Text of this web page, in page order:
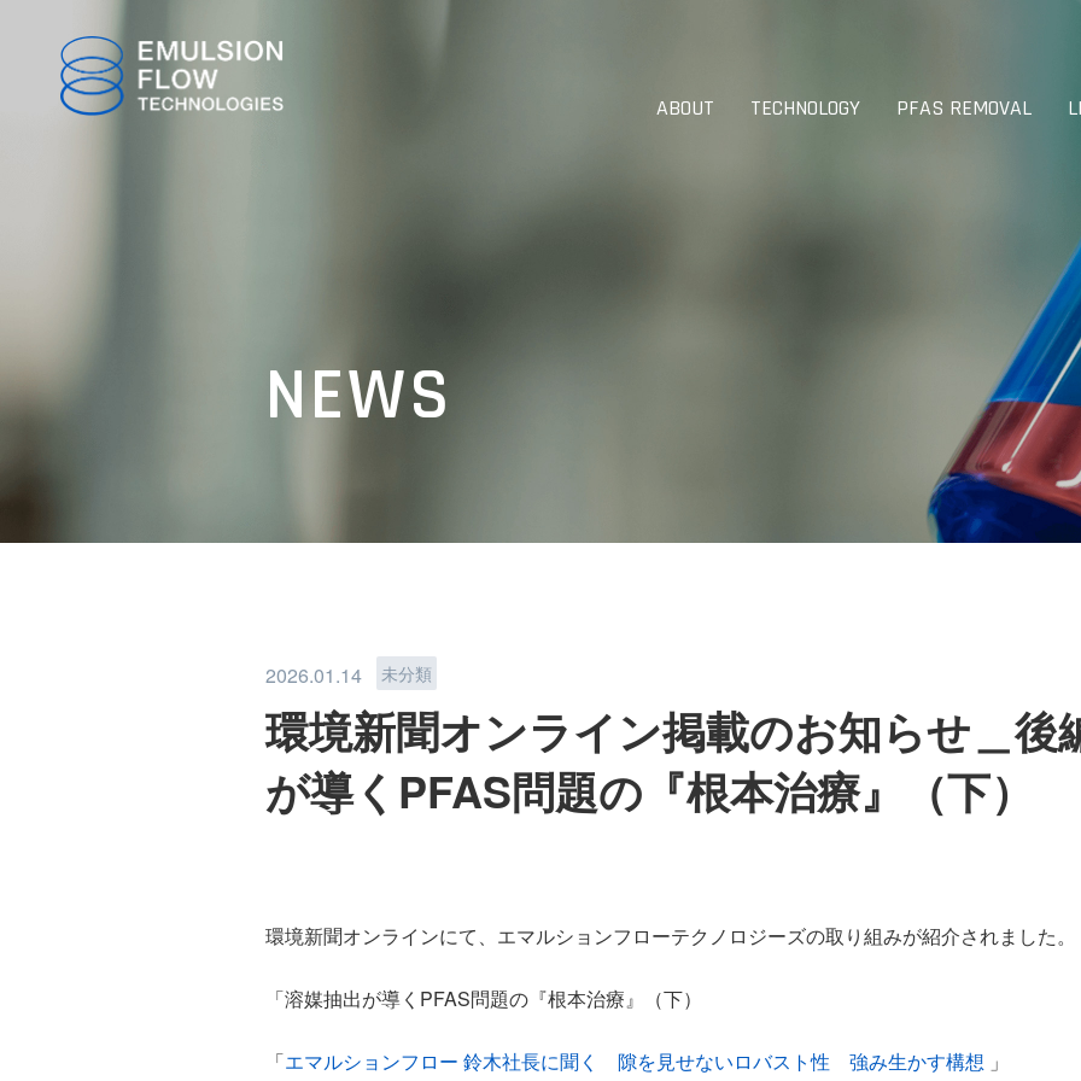
ABOUT
TECHNOLOGY PFAS REMOVAL
PRIVACY POLICY
NEWS
2026.01.14 未分類
環境新聞オンライン掲載のお知らせ＿後
が導くPFAS問題の『根本治療』（下）
環境新聞オンラインにて、エマルションフローテクノロジーズの取り組みが紹介されました。
「溶媒抽出が導くPFAS問題の『根本治療』（下）
「エマルションフロー 鈴木社長に聞く 隙を見せないロバスト性 強み生かす構想 」